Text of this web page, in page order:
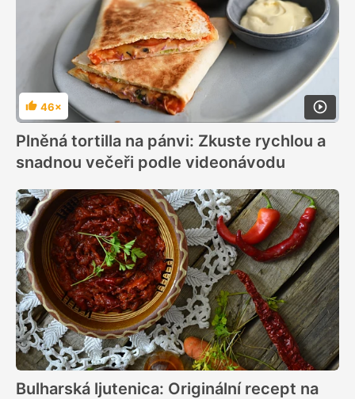
Hodnocení
46×
Plněná tortilla na pánvi: Zkuste rychlou a
snadnou večeři podle videonávodu
Bulharská ljutenica: Originální recept na